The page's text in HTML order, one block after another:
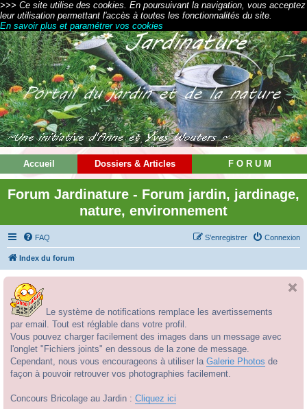
>>> Ce site utilise des cookies. En poursuivant la navigation, vous acceptez
leur utilisation permettant l'accès à toutes les fonctionnalités du site.
En savoir plus et paramétrer vos cookies
Accueil Dossiers & Articles F O R U M
Forum Jardinature - Forum jardin, jardinage,
nature, environnement
FAQ Connexion
S’enregistrer
Index du forum
Le système de notifications remplace les avertissements
par email. Tout est réglable dans votre profil.
Vous pouvez charger facilement des images dans un message avec
l'onglet "Fichiers joints" en dessous de la zone de message.
Cependant, nous vous encourageons à utiliser la Galerie Photos de
façon à pouvoir retrouver vos photographies facilement.
Concours Bricolage au Jardin : Cliquez ici